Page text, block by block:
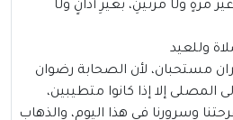
مَرَّةٍ وَلَا مَرَّتَيْنِ، بغيرِ أَذَانٍ وَلَا
وللعيد
مستحبان، لأن الصحابة رضوان
المصلى إلا إذا كانوا متطيبين،
وسرورنا في هذا اليوم، والذهاب